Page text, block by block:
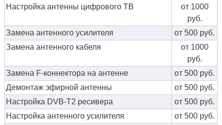
Настройка антенны цифрового ТВ
от 1000
руб.
Замена антенного усилителя
от 500 руб.
Замена антенного кабеля
от 1000
руб.
Замена F-коннектора на антенне
от 500 руб.
Демонтаж эфирной антенны
от 500 руб.
Настройка DVB-T2 ресивера
от 500 руб.
Настройка антенного усилителя
от 500 руб.